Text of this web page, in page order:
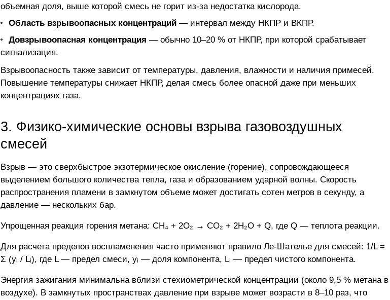
объемная доля, выше которой смесь не горит из-за недостатка кислорода.
Область взрывоопасных концентраций — интервал между НКПР и ВКПР.
Довзрывоопасная концентрация — обычно 10–20 % от НКПР, при которой срабатывает
сигнализация.
Взрывоопасность также зависит от температуры, давления, влажности и наличия примесей.
Повышение температуры снижает НКПР, делая смесь более опасной даже при меньших
концентрациях газа.
3. Физико-химические основы взрыва газовоздушных
смесей
Взрыв — это сверхбыстрое экзотермическое окисление (горение), сопровождающееся
выделением большого количества тепла, газа и образованием ударной волны. Скорость
распространения пламени в замкнутом объеме может достигать сотен метров в секунду, а
давление — нескольких бар.
Упрощенная реакция горения метана: CH₄ + 2O₂ → CO₂ + 2H₂O + Q, где Q — теплота реакции.
Для расчета пределов воспламенения часто применяют правило Ле-Шателье для смесей: 1/L =
Σ (yᵢ / Lᵢ), где L — предел смеси, yᵢ — доля компонента, Lᵢ — предел чистого компонента.
Энергия зажигания минимальна вблизи стехиометрической концентрации (около 9,5 % метана в
воздухе). В замкнутых пространствах давление при взрыве может возрасти в 8–10 раз, что